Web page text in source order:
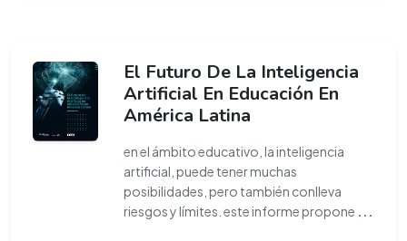
El Futuro De La Inteligencia
Artificial En Educación En
América Latina
en el ámbito educativo, la inteligencia
artificial, puede tener muchas
posibilidades, pero también conlleva
riesgos y límites. este informe propone ...